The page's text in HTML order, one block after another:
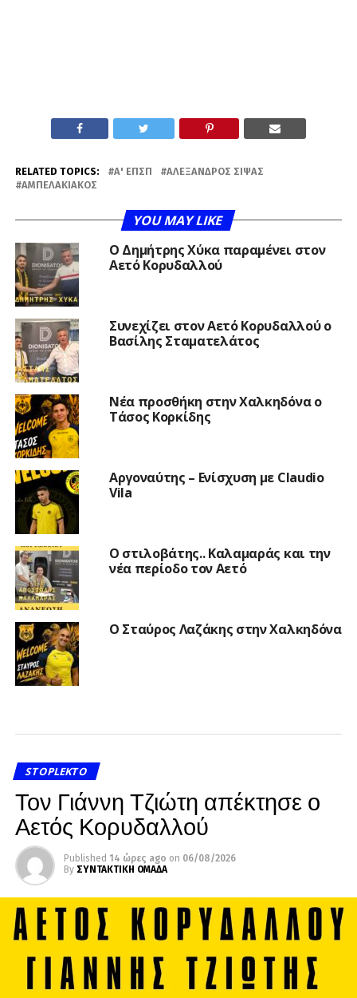
RELATED TOPICS: Α' ΕΠΣΠ
ΑΛΈΞΑΝΔΡΟΣ ΣΊΨΑΣ
ΑΜΠΕΛΑΚΙΑΚΌΣ
YOU MAY LIKE
O Δημήτρης Χύκα παραμένει στον
Αετό Κορυδαλλού
Συνεχίζει στον Αετό Κορυδαλλού ο
Βασίλης Σταματελάτος
Νέα προσθήκη στην Χαλκηδόνα ο
Τάσος Κορκίδης
Αργοναύτης – Ενίσχυση με Claudio
Vila
Ο στιλοβάτης.. Καλαμαράς και την
νέα περίοδο τον Αετό
Ο Σταύρος Λαζάκης στην Χαλκηδόνα
STOPLEKTO
Τον Γιάννη Τζιώτη απέκτησε ο
Αετός Κορυδαλλού
Published 14 ώρες ago on 06/08/2026
By ΣΥΝΤΑΚΤΙΚΗ ΟΜΑΔΑ